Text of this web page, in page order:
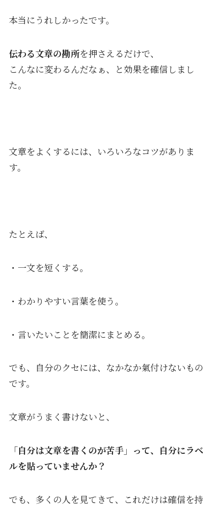
本当にうれしかったです。
伝わる文章の勘所を押さえるだけで、
こんなに変わるんだなぁ、と効果を確信しまし
た。
文章をよくするには、いろいろなコツがありま
す。
たとえば、
・一文を短くする。
・わかりやすい言葉を使う。
・言いたいことを簡潔にまとめる。
でも、自分のクセには、なかなか氣付けないもの
です。
文章がうまく書けないと、
「自分は文章を書く のが苦手」って、自分にラベ
ルを貼っていませんか？
でも、多くの人を見てきて、これだけは確信を持